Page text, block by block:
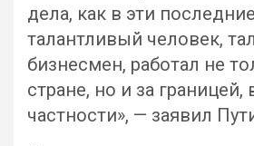
дела, как в эти
талантливый человек,
бизнесмен, работал не
стране, но и за
частности», — заявил